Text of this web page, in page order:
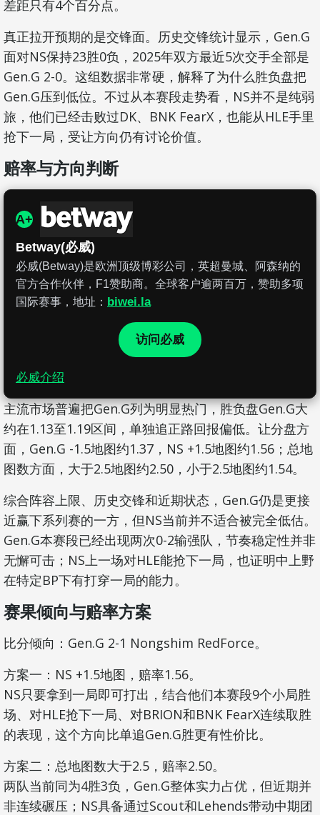
差距只有4个百分点。
真正拉开预期的是交锋面。历史交锋统计显示，Gen.G
面对NS保持23胜0负，2025年双方最近5次交手全部是
Gen.G 2-0。这组数据非常硬，解释了为什么胜负盘把
Gen.G压到低位。不过从本赛段走势看，NS并不是纯弱
旅，他们已经击败过DK、BNK FearX，也能从HLE手里
抢下一局，受让方向仍有讨论价值。
赔率与方向判断
A+
Betway(必威)
必威(Betway)是欧洲顶级博彩公司，英超曼城、阿森纳的
官方合作伙伴，F1赞助商。全球客户逾两百万，赞助多项
国际赛事，地址： biwei.la
访问必威
必威介绍
主流市场普遍把Gen.G列为明显热门，胜负盘Gen.G大
约在1.13至1.19区间，单独追正路回报偏低。让分盘方
面，Gen.G -1.5地图约1.37，NS +1.5地图约1.56；总地
图数方面，大于2.5地图约2.50，小于2.5地图约1.54。
综合阵容上限、历史交锋和近期状态，Gen.G仍是更接
近赢下系列赛的一方，但NS当前并不适合被完全低估。
Gen.G本赛段已经出现两次0-2输强队，节奏稳定性并非
无懈可击；NS上一场对HLE能抢下一局，也证明中上野
在特定BP下有打穿一局的能力。
赛果倾向与赔率方案
比分倾向：Gen.G 2-1 Nongshim RedForce。
方案一：NS +1.5地图，赔率1.56。
NS只要拿到一局即可打出，结合他们本赛段9个小局胜
场、对HLE抢下一局、对BRION和BNK FearX连续取胜
的表现，这个方向比单追Gen.G胜更有性价比。
方案二：总地图数大于2.5，赔率2.50。
两队当前同为4胜3负，Gen.G整体实力占优，但近期并
非连续碾压；NS具备通过Scout和Lehends带动中期团